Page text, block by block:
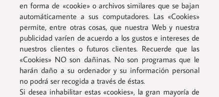
en forma de «cookie» o archivos similares que se bajan
automáticamente a sus computadores. Las «Cookies»
permite, entre otras cosas, que nuestra Web y nuestra
publicidad varíen de acuerdo a los gustos e intereses de
nuestros clientes o futuros clientes. Recuerde que las
«Cookies» NO son dañinas. No son programas que le
harán daño a su ordenador y su información personal
no podrá ser recogida a través de éstas.
Si desea inhabilitar estas «cookies», la gran mayoría de